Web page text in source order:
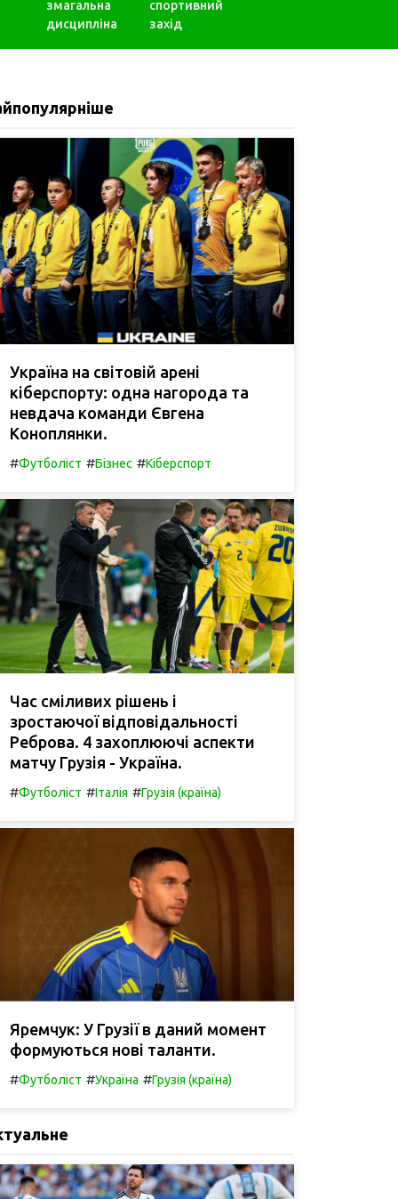
змагальна
дисципліна
спортивний
захід
Україна на світовій арені
кіберспорту: одна нагорода та
невдача команди Євгена
Коноплянки.
#Футболіст #Бізнес #Кіберспорт
Час сміливих рішень і
зростаючої відповідальності
Реброва. 4 захоплюючі аспекти
матчу Грузія - Україна.
#Футболіст #Італія #Грузія (країна)
Яремчук: У Грузії в даний момент
формуються нові таланти.
#Футболіст #Україна #Грузія (країна)